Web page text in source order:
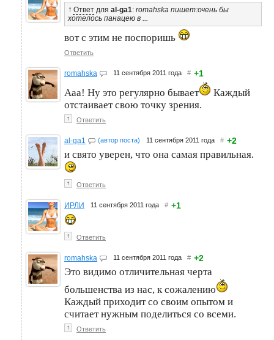
↑ Ответ для al-ga1: romahska пишет:очень бы
хотелось панацею в ...
вот с этим не поспоришь
Ответить
romahska 11 сентября 2011 года # +1
Ааа! Ну это регулярно бывает
Каждый
отстаивает свою точку зрения.
↑ Ответить
al-ga1 (автор поста) 11 сентября 2011 года # +2
и свято уверен, что она самая правильная.
↑ Ответить
ИРЛИ 11 сентября 2011 года # +1
↑ Ответить
romahska 11 сентября 2011 года # +2
Это видимо отличительная черта
большенства из нас, к сожалению
Каждый приходит со своим опытом и
считает нужным поделиться со всеми.
↑ Ответить